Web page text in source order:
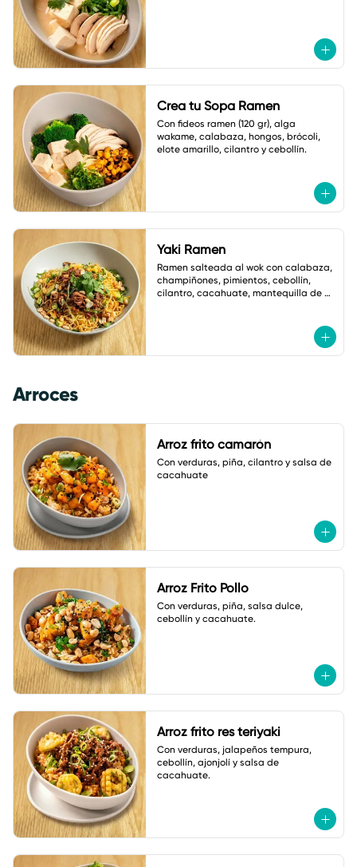
Crea tu Sopa Ramen
Con fideos ramen (120 gr), alga
wakame, calabaza, hongos, brócoli,
elote amarillo, cilantro y cebollín.
Yaki Ramen
Ramen salteada al wok con calabaza,
champiñones, pimientos, cebollín,
cilantro, cacahuate, mantequilla de
Arroces
Arroz frito camarón
Con verduras, piña, cilantro y salsa de
cacahuate
Arroz Frito Pollo
Con verduras, piña, salsa dulce,
cebollín y cacahuate.
Arroz frito res teriyaki
Con verduras, jalapeños tempura,
cebollín, ajonjolí y salsa de
cacahuate.